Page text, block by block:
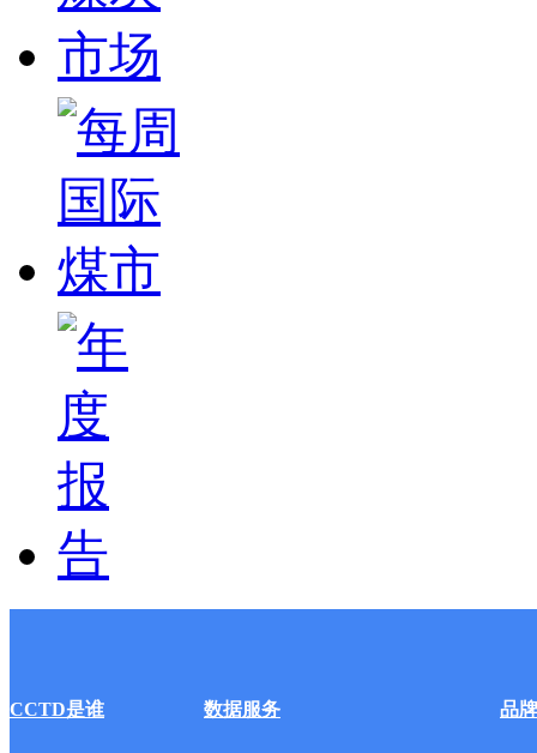
CCTD是谁 数据服务 品